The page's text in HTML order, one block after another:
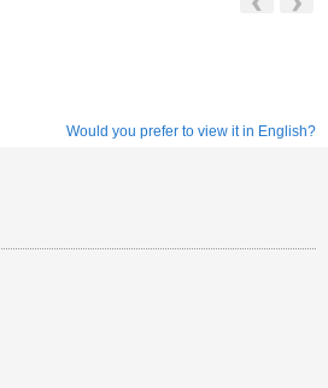
Would you prefer to view it in English?